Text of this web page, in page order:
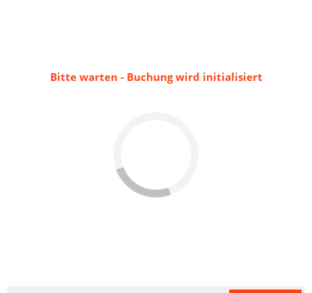
Bitte warten - Buchung wird initialisiert